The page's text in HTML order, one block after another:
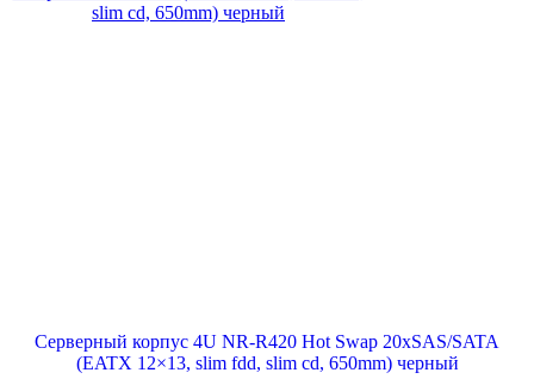
Серверный корпус 4U NR-R420 Hot Swap 20xSAS/SATA
(EATX 12×13, slim fdd, slim cd, 650mm) черный